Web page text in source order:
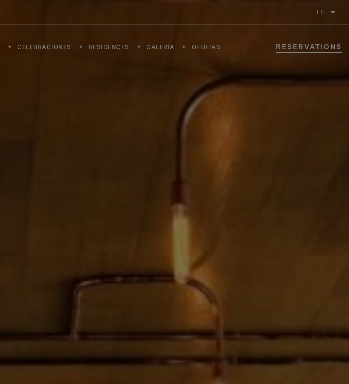
ES
CELEBRACIONES RESIDENCES GALERÍA OFERTAS RESERVATIONS